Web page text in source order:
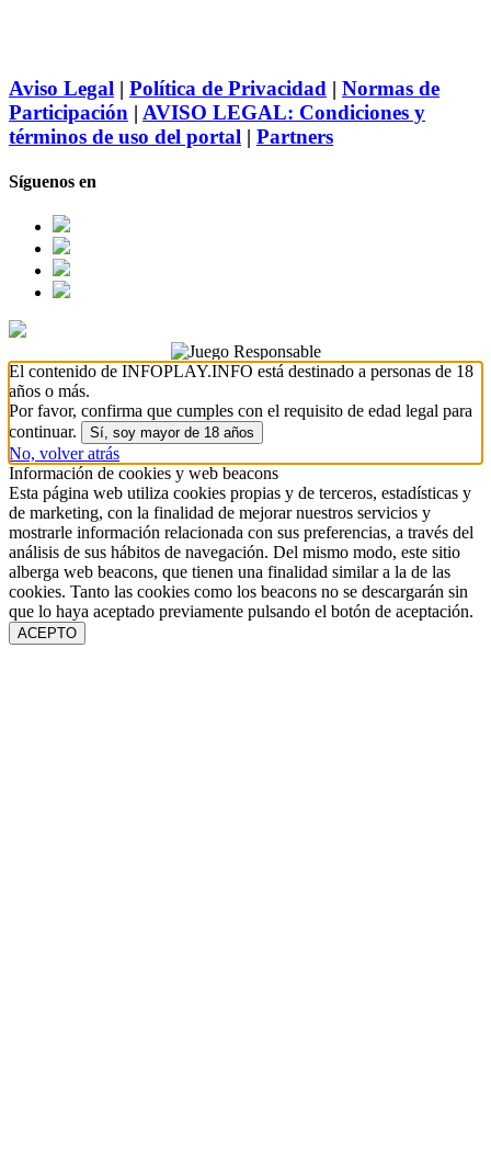
Aviso Legal | Política de Privacidad | Normas de
Participación | AVISO LEGAL: Condiciones y
términos de uso del portal | Partners
Síguenos en
El contenido de INFOPLAY.INFO está destinado a personas de 18
años o más.
Por favor, confirma que cumples con el requisito de edad legal para
continuar.
Sí, soy mayor de 18 años
No, volver atrás
Información de cookies y web beacons
Esta página web utiliza cookies propias y de terceros, estadísticas y
de marketing, con la finalidad de mejorar nuestros servicios y
mostrarle información relacionada con sus preferencias, a través del
análisis de sus hábitos de navegación. Del mismo modo, este sitio
alberga web beacons, que tienen una finalidad similar a la de las
cookies. Tanto las cookies como los beacons no se descargarán sin
que lo haya aceptado previamente pulsando el botón de aceptación.
ACEPTO